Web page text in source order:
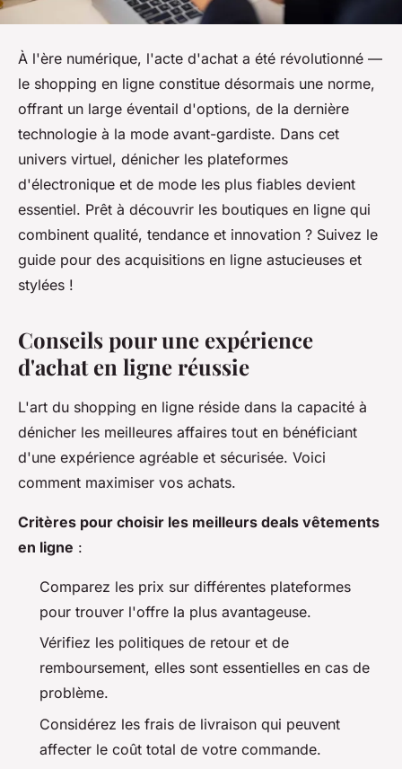
À l'ère numérique, l'acte d'achat a été révolutionné —
le shopping en ligne constitue désormais une norme,
offrant un large éventail d'options, de la dernière
technologie à la mode avant-gardiste. Dans cet
univers virtuel, dénicher les plateformes
d'électronique et de mode les plus fiables devient
essentiel. Prêt à découvrir les boutiques en ligne qui
combinent qualité, tendance et innovation ? Suivez le
guide pour des acquisitions en ligne astucieuses et
stylées !
Conseils pour une expérience
d'achat en ligne réussie
L'art du shopping en ligne réside dans la capacité à
dénicher les meilleures affaires tout en bénéficiant
d'une expérience agréable et sécurisée. Voici
comment maximiser vos achats.
Critères pour choisir les meilleurs deals vêtements
en ligne :
Comparez les prix sur différentes plateformes
pour trouver l'offre la plus avantageuse.
Vérifiez les politiques de retour et de
remboursement, elles sont essentielles en cas de
problème.
Considérez les frais de livraison qui peuvent
affecter le coût total de votre commande.